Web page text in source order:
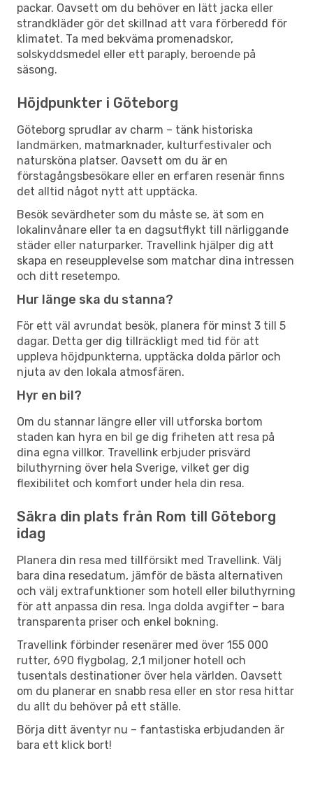
packar. Oavsett om du behöver en lätt jacka eller
strandkläder gör det skillnad att vara förberedd för
klimatet. Ta med bekväma promenadskor,
solskyddsmedel eller ett paraply, beroende på
säsong.
Höjdpunkter i Göteborg
Göteborg sprudlar av charm – tänk historiska
landmärken, matmarknader, kulturfestivaler och
natursköna platser. Oavsett om du är en
förstagångsbesökare eller en erfaren resenär finns
det alltid något nytt att upptäcka.
Besök sevärdheter som du måste se, ät som en
lokalinvånare eller ta en dagsutflykt till närliggande
städer eller naturparker. Travellink hjälper dig att
skapa en reseupplevelse som matchar dina intressen
och ditt resetempo.
Hur länge ska du stanna?
För ett väl avrundat besök, planera för minst 3 till 5
dagar. Detta ger dig tillräckligt med tid för att
uppleva höjdpunkterna, upptäcka dolda pärlor och
njuta av den lokala atmosfären.
Hyr en bil?
Om du stannar längre eller vill utforska bortom
staden kan hyra en bil ge dig friheten att resa på
dina egna villkor. Travellink erbjuder prisvärd
biluthyrning över hela Sverige, vilket ger dig
flexibilitet och komfort under hela din resa.
Säkra din plats från Rom till Göteborg
idag
Planera din resa med tillförsikt med Travellink. Välj
bara dina resedatum, jämför de bästa alternativen
och välj extrafunktioner som hotell eller biluthyrning
för att anpassa din resa. Inga dolda avgifter – bara
transparenta priser och enkel bokning.
Travellink förbinder resenärer med över 155 000
rutter, 690 flygbolag, 2,1 miljoner hotell och
tusentals destinationer över hela världen. Oavsett
om du planerar en snabb resa eller en stor resa hittar
du allt du behöver på ett ställe.
Börja ditt äventyr nu – fantastiska erbjudanden är
bara ett klick bort!